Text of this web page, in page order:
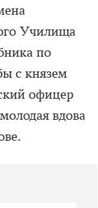
Училища
по
с князем
офицер
вдова